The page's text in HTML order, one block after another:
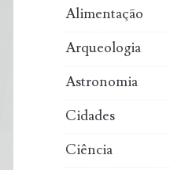
Alimentação
Arqueologia
Astronomia
Cidades
Ciência